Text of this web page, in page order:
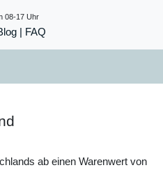
08-17 Uhr
| FAQ
ab einen Warenwert von